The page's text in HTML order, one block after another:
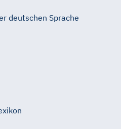
deutschen Sprache